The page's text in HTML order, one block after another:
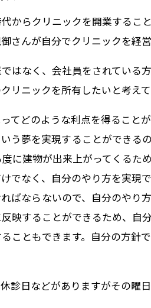
からクリニックを開業するこ
さんが自分でクリニックを経
はなく、会社員をされている
リニックを所有したいと考え
てどのような利点を得ること
う夢を実現することができる
に建物が出来上がってくるた
でなく、自分のやり方を実現
ばならないので、自分のやり
映することができるため、自
こともできます。自分の方針
診日などがありますがその曜